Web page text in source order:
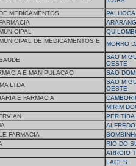
MEDICAMENTOS
PALHOCA
DE MEDICAMENTOS E
MORRO
SAO
OESTE
E MANIPULACAO
SAO
LTDA
SAO
OESTE
E FARMACIA
MIRIM
PERITIBA
FARMACIA
RIO DO
ARROIO
LAGES